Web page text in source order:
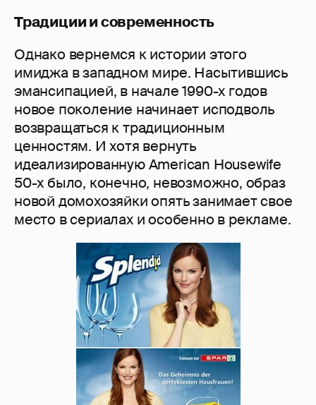
Традиции и современность
Однако вернемся к истории этого
имиджа в западном мире. Насытившись
эмансипацией, в начале 1990-х годов
новое поколение начинает исподволь
возвращаться к традиционным
ценностям. И хотя вернуть
идеализированную American Housewife
50-х было, конечно, невозможно, образ
новой домохозяйки опять занимает свое
место в сериалах и особенно в рекламе.